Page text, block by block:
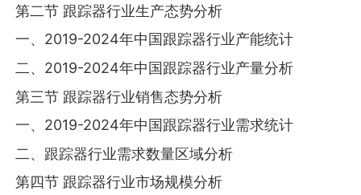
第二节 跟踪器行业生产态势分析
一、2019-2024年中国跟踪器行业产能统计
二、2019-2024年中国跟踪器行业产量分析
第三节 跟踪器行业销售态势分析
一、2019-2024年中国跟踪器行业需求统计
二、跟踪器行业需求数量区域分析
第四节 跟踪器行业市场规模分析